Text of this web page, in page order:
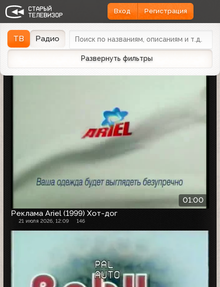
Вход Регистрация
ТВ Радио
Развернуть фильтры
Найдено 1162 записи Дата эфираДата заливки
01:00
Реклама Ariel (1999) Хот-дог
21 июля 2026, 12:09 146